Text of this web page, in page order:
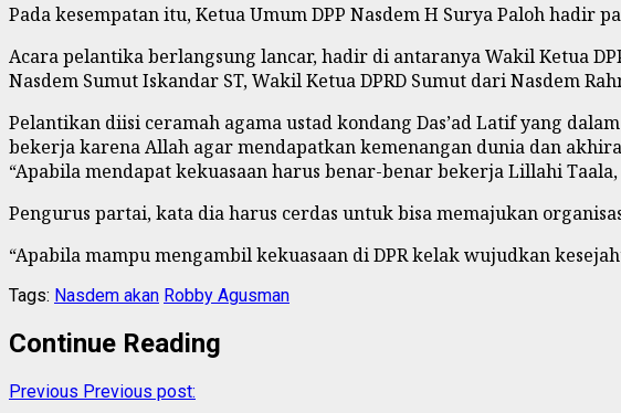
Pada kesempatan itu, Ketua Umum DPP Nasdem H Surya Paloh
Acara pelantika berlangsung lancar, hadir di antaranya Wakil Ketua
Nasdem Sumut Iskandar ST, Wakil Ketua DPRD Sumut dari Nasdem
Pelantikan diisi ceramah agama ustad kondang Das’ad Latif yang
bekerja karena Allah agar mendapatkan kemenangan dunia dan
“Apabila mendapat kekuasaan harus benar-benar bekerja Lillahi
Pengurus partai, kata dia harus cerdas untuk bisa memajukan
“Apabila mampu mengambil kekuasaan di DPR kelak wujudkan
Tags: Nasdem akan Robby Agusman
Continue Reading
Previous Previous post: